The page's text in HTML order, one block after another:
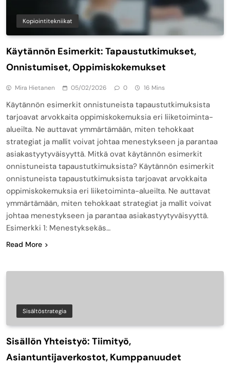
Kopiointitekniikat
Käytännön Esimerkit: Tapaustutkimukset,
Onnistumiset, Oppimiskokemukset
Mira Hietanen 05/02/2026 0 16 Mins
Käytännön esimerkit onnistuneista tapaustutkimuksista
tarjoavat arvokkaita oppimiskokemuksia eri liiketoiminta-
alueilta. Ne auttavat ymmärtämään, miten tehokkaat
strategiat ja mallit voivat johtaa menestykseen ja parantaa
asiakastyytyväisyyttä. Mitkä ovat käytännön esimerkit
onnistuneista tapaustutkimuksista? Käytännön esimerkit
onnistuneista tapaustutkimuksista tarjoavat arvokkaita
oppimiskokemuksia eri liiketoiminta-alueilta. Ne auttavat
ymmärtämään, miten tehokkaat strategiat ja mallit voivat
johtaa menestykseen ja parantaa asiakastyytyväisyyttä.
Esimerkki 1: Menestyksekäs…
Read More
Sisältöstrategia
Sisällön Yhteistyö: Tiimityö,
Asiantuntijaverkostot, Kumppanuudet